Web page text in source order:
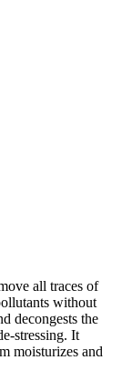
all traces of
without
decongests the
stressing. It
moisturizes and